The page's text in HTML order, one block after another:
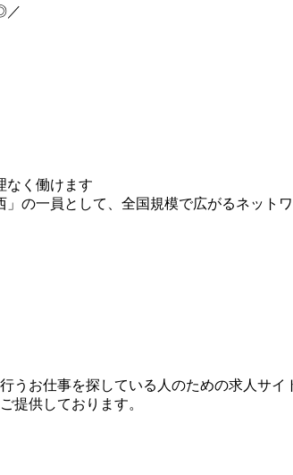
／
なく働けます
の一員として、全国規模で広がるネット
うお仕事を探している人のための求人サイ
提供しております。